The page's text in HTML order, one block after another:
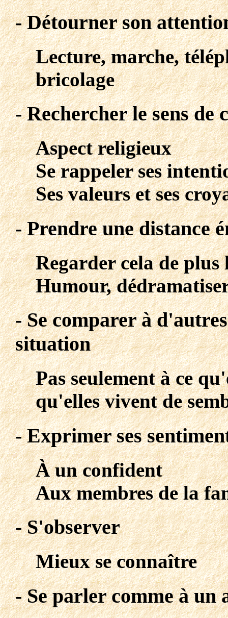
- Détourner son
Lecture, marche,
bricolage
- Rechercher le sens de
Aspect religieux
Se rappeler ses
Ses valeurs et ses
- Prendre une distance
Regarder cela de plus
Humour,
- Se comparer à
situation
Pas seulement à ce
qu'elles vivent de
- Exprimer ses
À un confident
Aux membres de la
- S'observer
Mieux se connaître
- Se parler comme à un